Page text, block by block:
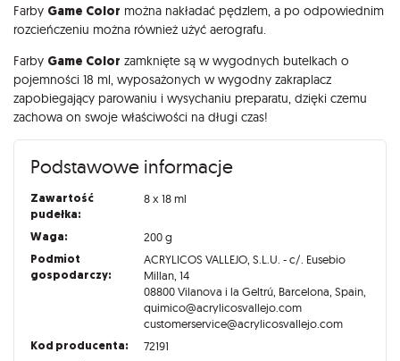
Farby Game Color można nakładać pędzlem, a po odpowiednim
rozcieńczeniu można również użyć aerografu.
Farby Game Color zamknięte są w wygodnych butelkach o
pojemności 18 ml, wyposażonych w wygodny zakraplacz
zapobiegający parowaniu i wysychaniu preparatu, dzięki czemu
zachowa on swoje właściwości na długi czas!
Podstawowe informacje
Zawartość
pudełka:
8 x 18 ml
Waga: 200 g
Podmiot
gospodarczy:
ACRYLICOS VALLEJO, S.L.U. - c/. Eusebio
Millan, 14
08800 Vilanova i la Geltrú, Barcelona, Spain,
quimico@acrylicosvallejo.com
customerservice@acrylicosvallejo.com
Kod producenta: 72191